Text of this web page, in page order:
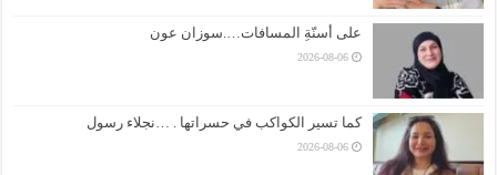
على أسنّةِ المسافات….سوزان عون
2026-08-06
كما تسير الكواكب في حسراتها . …نجلاء رسول
2026-08-06